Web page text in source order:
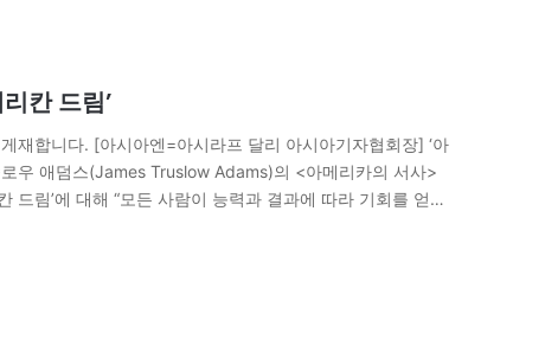
칸 드림’
재합니다. [아시아엔=아시라프 달리 아시아기자협회장] ‘아
우 애덤스(James Truslow Adams)의 <아메리카의 서사>
림’에 대해 “모든 사람이 능력과 결과에 따라 기회를 얻을